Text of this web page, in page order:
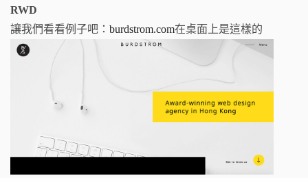
RWD
讓我們看看例子吧： burdstrom.com在桌面上是這樣的